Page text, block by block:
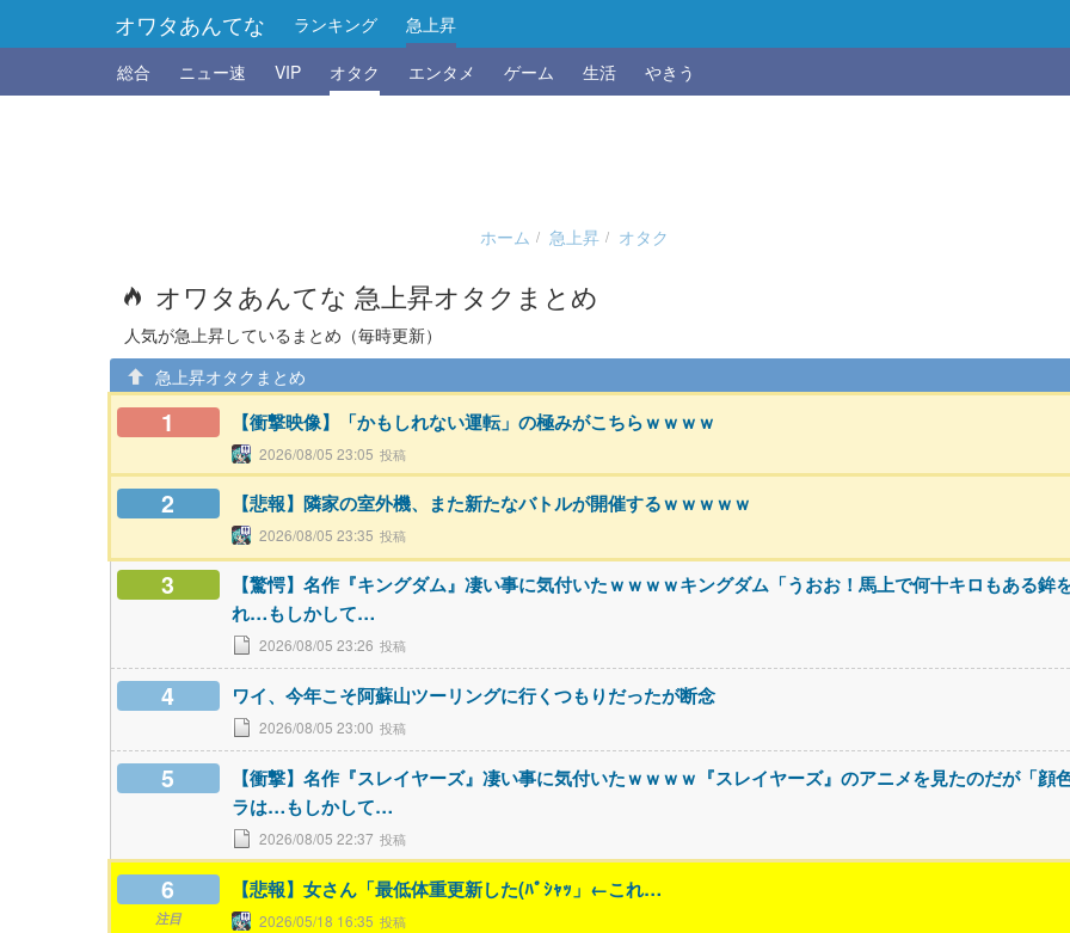
オワタあんてな ランキング
急上昇
総合
ニュー速 VIP オタク エンタメ ゲーム 生活 やきう
ホーム 急上昇 オタク
オワタあんてな 急上昇オタクまとめ
人気が急上昇しているまとめ（毎時更新）
急上昇オタクまとめ
1 【衝撃映像】「かもしれない運転」の極みがこちらｗｗｗｗ
2026/08/05 23:05
2 【悲報】隣家の室外機、また新たなバトルが開催するｗｗｗｗｗ
2026/08/05 23:35
3
【驚愕】名作『キングダム』凄い事に気付いたｗｗｗｗキングダム「うおお！馬上で何十キロもある
れ…もしかして…
2026/08/05 23:26
4 ワイ、今年こそ阿蘇山ツーリングに行くつもりだったが断念
2026/08/05 23:00
5
【衝撃】名作『スレイヤーズ』凄い事に気付いたｗｗｗｗ『スレイヤーズ』のアニメを見たのだが「
ラは…もしかして…
2026/08/05 22:37
6
注目
【悲報】女さん「最低体重更新した(ﾊﾟｼｬｯ」←これ…
2026/05/18 16:35